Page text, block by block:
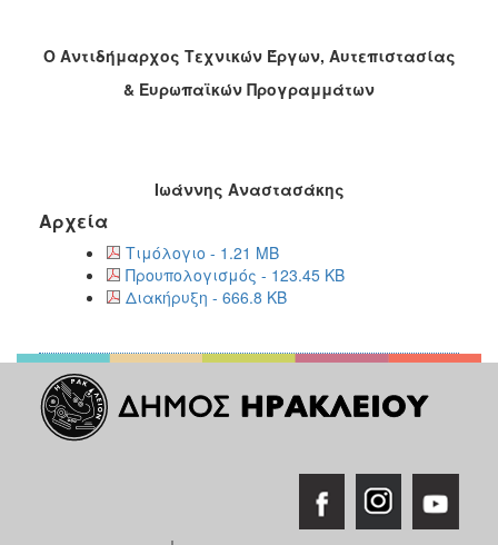
O Aντιδήμαρχος Τεχνικών Έργων, Αυτεπιστασίας
& Ευρωπαϊκών Προγραμμάτων
Ιωάννης Αναστασάκης
Αρχεία
Τιμόλογιο - 1.21 MB
Προυπολογισμός - 123.45 KB
Διακήρυξη - 666.8 KB